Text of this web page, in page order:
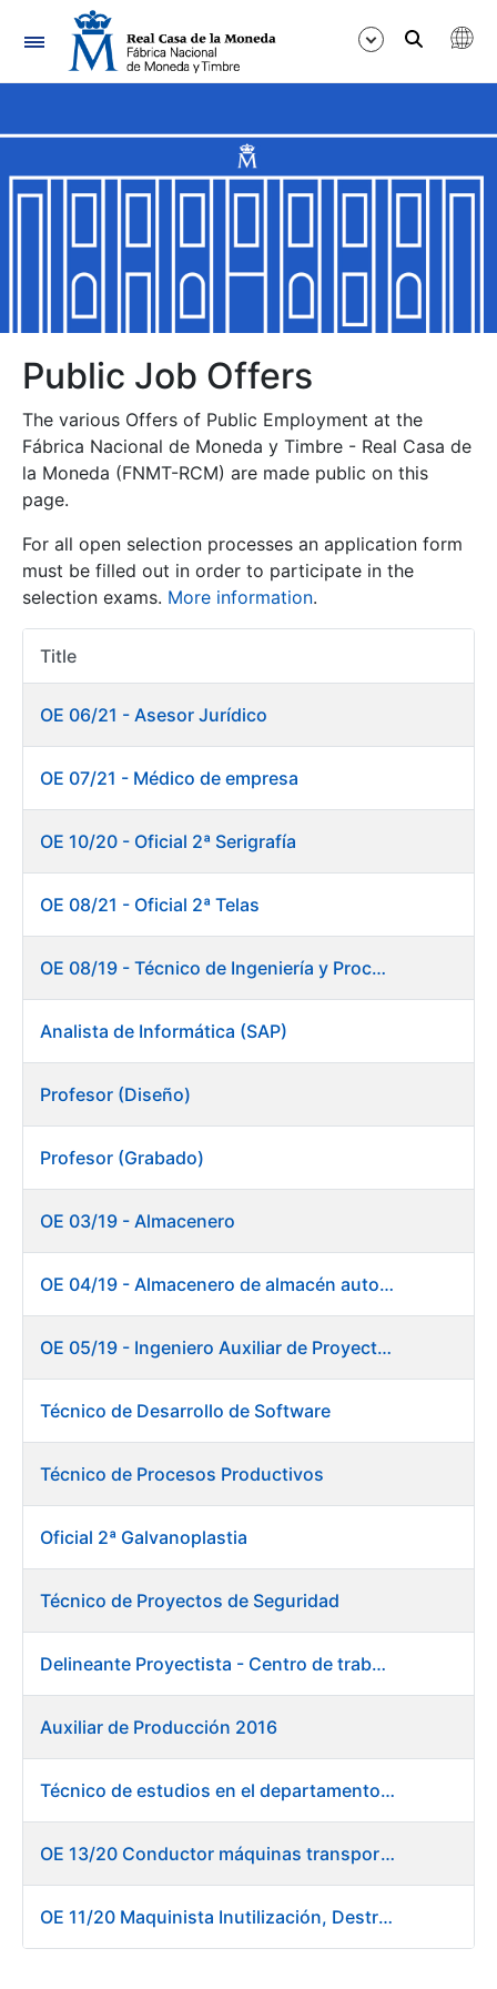
Navigation
Show/Hide
Show/Hide
Show/Hide
Show/Hide
Show/Hide
Show/Hide
Show/Hide
Public Job Offers
The various Offers of Public Employment at the
Fábrica Nacional de Moneda y Timbre - Real Casa de
la Moneda (FNMT-RCM) are made public on this
page.
For all open selection processes an application form
must be filled out in order to participate in the
selection exams. More information.
Title
Item
OE 06/21 - Asesor Jurídico
OE 07/21 - Médico de empresa
OE 10/20 - Oficial 2ª Serigrafía
OE 08/21 - Oficial 2ª Telas
OE 08/19 - Técnico de Ingeniería y Procesos Productivos. Departamento de Timbre
Analista de Informática (SAP)
Profesor (Diseño)
Profesor (Grabado)
OE 03/19 - Almacenero
OE 04/19 - Almacenero de almacén automático
OE 05/19 - Ingeniero Auxiliar de Proyectos (Ceres)
Técnico de Desarrollo de Software
Técnico de Procesos Productivos
Oficial 2ª Galvanoplastia
Técnico de Proyectos de Seguridad
Delineante Proyectista - Centro de trabajo de Burgos
Auxiliar de Producción 2016
Técnico de estudios en el departamento de compras
OE 13/20 Conductor máquinas transportadoras elevadoras - Burgos
OE 11/20 Maquinista Inutilización, Destrucción y Empacado de Papel en Fábrica de Papel